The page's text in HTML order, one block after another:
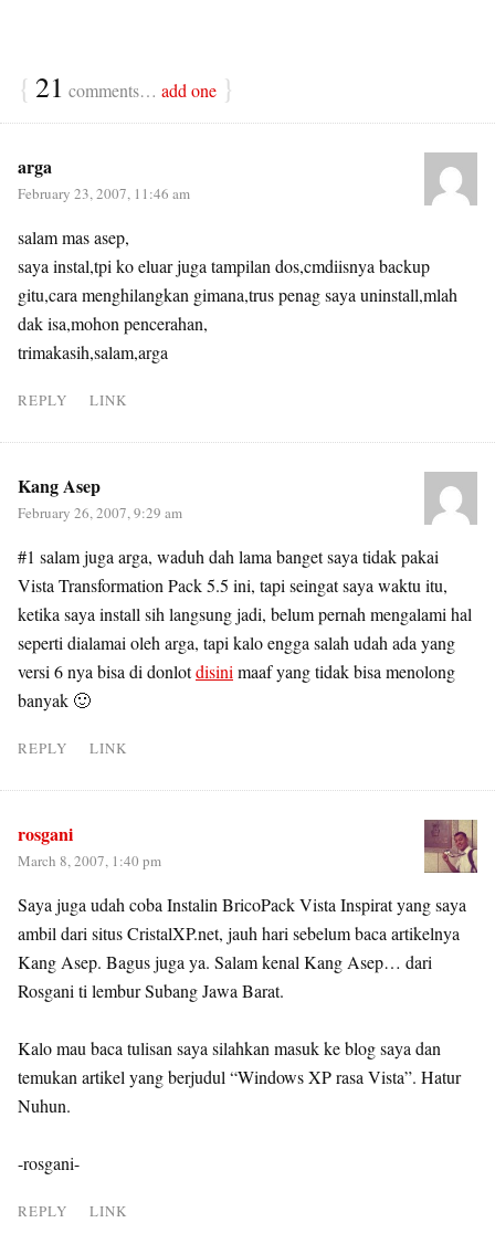
{ 21 comments… add one }
arga
February 23, 2007, 11:46 am
salam mas asep,
saya instal,tpi ko eluar juga tampilan dos,cmdiisnya backup
gitu,cara menghilangkan gimana,trus penag saya uninstall,mlah
dak isa,mohon pencerahan,
trimakasih,salam,arga
REPLY LINK
Kang Asep
February 26, 2007, 9:29 am
#1 salam juga arga, waduh dah lama banget saya tidak pakai
Vista Transformation Pack 5.5 ini, tapi seingat saya waktu itu,
ketika saya install sih langsung jadi, belum pernah mengalami hal
seperti dialamai oleh arga, tapi kalo engga salah udah ada yang
versi 6 nya bisa di donlotdisini maaf yang tidak bisa menolong
banyak 🙂
REPLY LINK
rosgani
March 8, 2007, 1:40 pm
Saya juga udah coba Instalin BricoPack Vista Inspirat yang saya
ambil dari situs CristalXP.net, jauh hari sebelum baca artikelnya
Kang Asep. Bagus juga ya. Salam kenal Kang Asep… dari
Rosgani ti lembur Subang Jawa Barat.
Kalo mau baca tulisan saya silahkan masuk ke blog saya dan
temukan artikel yang berjudul “Windows XP rasa Vista”. Hatur
Nuhun.
-rosgani-
REPLY LINK